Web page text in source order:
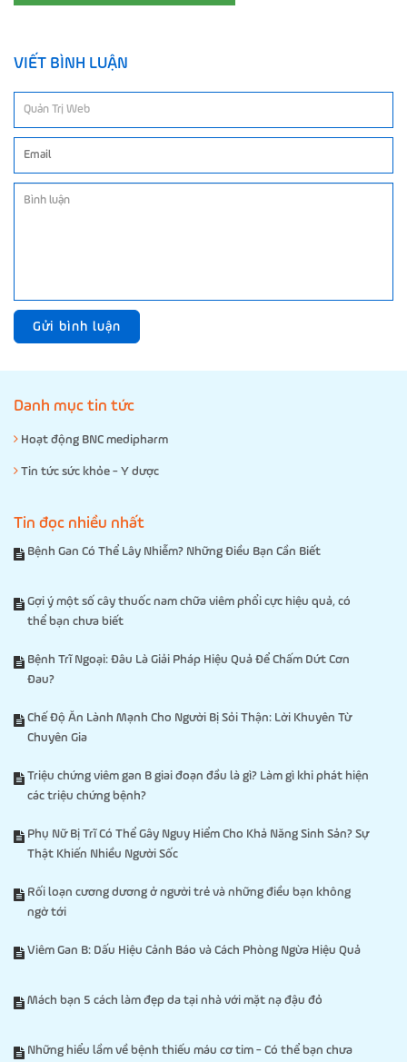
VIẾT BÌNH LUẬN
Gửi bình luận
Danh mục tin tức
Hoạt động BNC medipharm
Tin tức sức khỏe - Y dược
Tin đọc nhiều nhất
Bệnh Gan Có Thể Lây Nhiễm? Những Điều Bạn Cần Biết
Gợi ý một số cây thuốc nam chữa viêm phổi cực hiệu quả, có
thể bạn chưa biết
Bệnh Trĩ Ngoại: Đâu Là Giải Pháp Hiệu Quả Để Chấm Dứt Cơn
Đau?
Chế Độ Ăn Lành Mạnh Cho Người Bị Sỏi Thận: Lời Khuyên Từ
Chuyên Gia
Triệu chứng viêm gan B giai đoạn đầu là gì? Làm gì khi phát hiện
các triệu chứng bệnh?
Phụ Nữ Bị Trĩ Có Thể Gây Nguy Hiểm Cho Khả Năng Sinh Sản? Sự
Thật Khiến Nhiều Người Sốc
Rối loạn cương dương ở người trẻ và những điều bạn không
ngờ tới
Viêm Gan B: Dấu Hiệu Cảnh Báo và Cách Phòng Ngừa Hiệu Quả
Mách bạn 5 cách làm đẹp da tại nhà với mặt nạ đậu đỏ
Những hiểu lầm về bệnh thiếu máu cơ tim - Có thể bạn chưa